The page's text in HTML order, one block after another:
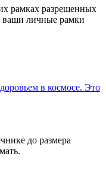
рамках разрешенных
ваши личные рамки
в космосе. Это
до размера